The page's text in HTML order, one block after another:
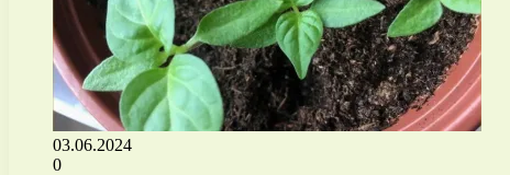
03.06.2024
0